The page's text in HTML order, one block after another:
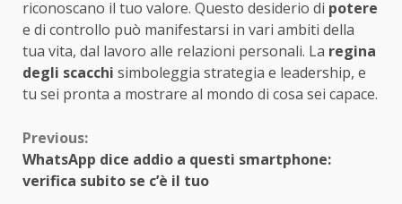
riconoscano il tuo valore. Questo desiderio di potere
e di controllo può manifestarsi in vari ambiti della
tua vita, dal lavoro alle relazioni personali. La regina
degli scacchi simboleggia strategia e leadership, e
tu sei pronta a mostrare al mondo di cosa sei capace.
Continue
Reading
Previous:
WhatsApp dice addio a questi smartphone:
verifica subito se c’è il tuo